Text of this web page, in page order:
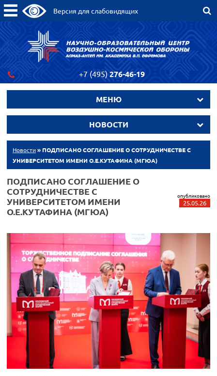
Версия для слабовидящих
+7 (495) 276-46-19
МЕНЮ
НОВОСТИ
Новости» ПОДПИСАНО СОГЛАШЕНИЕ О СОТРУДНИЧЕСТВЕ С
УНИВЕРСИТЕТОМ ИМЕНИ О.Е.КУТАФИНА (МГЮА)
ПОДПИСАНО СОГЛАШЕНИЕ О
СОТРУДНИЧЕСТВЕ С
УНИВЕРСИТЕТОМ ИМЕНИ
О.Е.КУТАФИНА (МГЮА)
опубликовано
25.05.26